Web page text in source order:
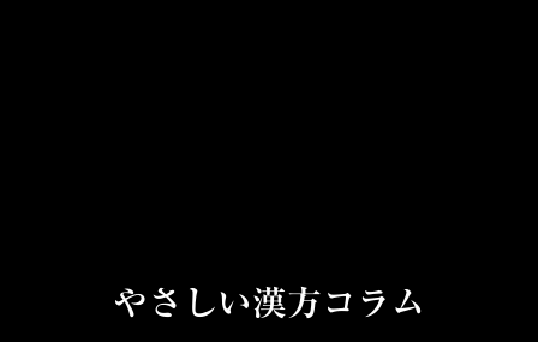
やさしい漢方コラム